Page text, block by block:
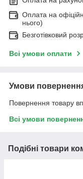
Оплата на
нього)
Безготівковий
Всі умови оплати
Умови
Повернення товару
Всі умови
Подібні товари